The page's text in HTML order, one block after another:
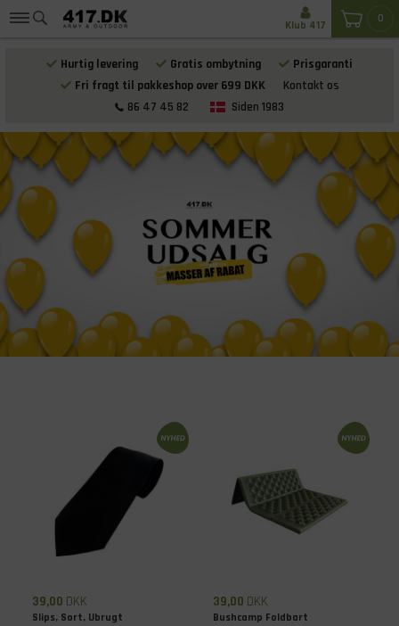
Hurtig levering Gratis ombytning
Prisgaranti
Fri fragt til pakkeshop over 699 DKK
Kontakt os
86 47 45 82
Siden 1983
0
Klub 417
39,00 DKK
Slips, Sort, Ubrugt
39,00 DKK
Bushcamp Foldbart